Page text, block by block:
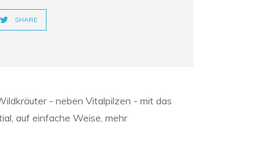
SHARE
- neben Vitalpilzen - mit das
auf einfache Weise, mehr